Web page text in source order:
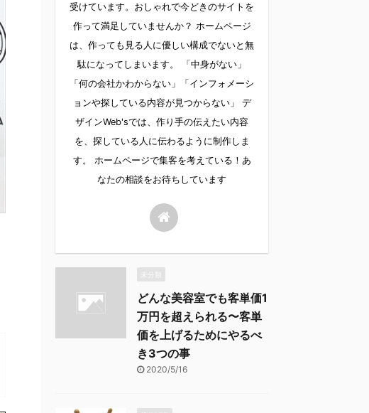
受けています。おしゃれで今どきのサイトを
作って満足していませんか？ ホームページ
は、作っても見る人に優しい構成でないと無
駄になってしまいます。 「中身がない」
「何の会社かわからない」「インフォメーシ
ョンや探している内容が見つからない」 デ
ザインWeb'sでは、作り手の伝えたい内容
を、探している人に伝わるように制作しま
す。 ホームページで集客を考えている！あ
なたの相談をお待ちしています
未分類
どんな美容室でも客単価1
万円を超えられる〜客単
価を上げるためにやるべ
き3つの事
2020/5/16